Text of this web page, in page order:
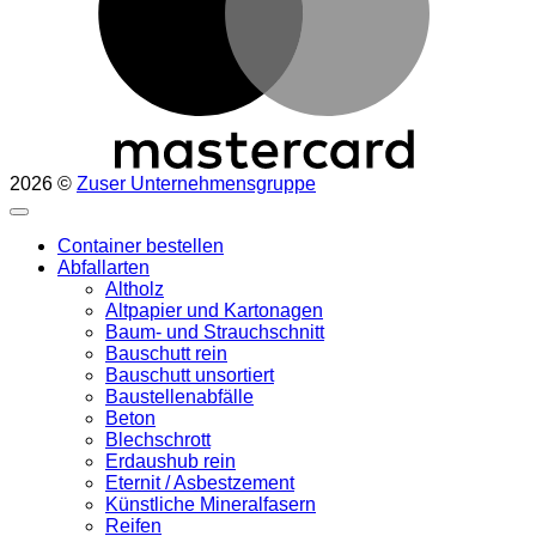
2026 © Zuser Unternehmensgruppe
Container bestellen
Abfallarten
Altholz
Altpapier und Kartonagen
Baum- und Strauchschnitt
Bauschutt rein
Bauschutt unsortiert
Baustellenabfälle
Beton
Blechschrott
Erdaushub rein
Eternit / Asbestzement
Künstliche Mineralfasern
Reifen